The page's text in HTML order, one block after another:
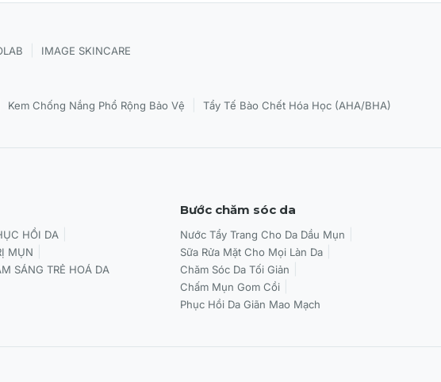
hơn.
bú.
sản
bàn
IMAGE SKINCARE
Kem Chống Nắng Phổ Rộng Bảo Vệ Tẩy Tế Bào Chết Hóa Học (AHA/BHA)
HỒI DA
MỤN
SÁNG TRẺ HOÁ DA
Bước chăm sóc da
Nước Tẩy Trang Cho Da Dầu Mụn
Sữa Rửa Mặt Cho Mọi Làn Da
Chăm Sóc Da Tối Giản
Chấm Mụn Gom Cồi
Phục Hồi Da Giãn Mao Mạch